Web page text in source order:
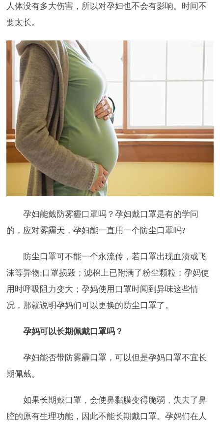
人体没有多大伤害，所以对孕妇也不会有影响。时间不
要太长。
孕妇能戴防雾霾口罩吗？孕妇戴口罩是有的学问
的，应对雾霾天，孕妇能一直用一个防尘口罩吗?
防尘口罩可不能一个永流传，若口罩出现血渍或飞
沫等异物;口罩损毁；滤棉上已附满了粉尘颗粒；孕妈使
用时呼吸阻力变大；孕妈使用口罩时闻到异味这些情
况，那就说明孕妈们可以更换的防尘口罩了。
孕妈可以长期佩戴口罩吗？
孕妇能否带防雾霾口罩，可以但是孕妈口罩不宜长
期佩戴。
如果长期戴口罩，会使鼻黏膜变得脆弱，失去了鼻
腔的原有生理功能，因此不能长期戴口罩。孕妈们在人